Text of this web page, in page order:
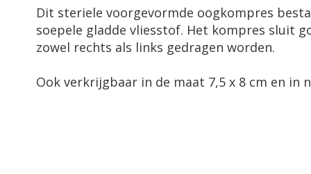
Dit steriele voorgevormde oogkompres
soepele gladde vliesstof. Het kompres sluit
zowel rechts als links gedragen worden.
Ook verkrijgbaar in de maat 7,5 x 8 cm en in